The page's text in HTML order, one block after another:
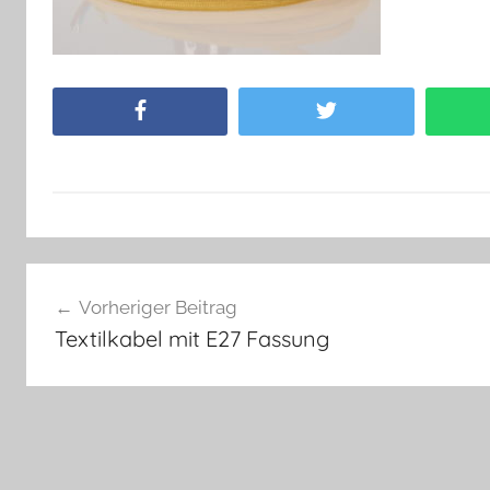
Twitter
Vorheriger Beitrag
Textilkabel mit E27 Fassung